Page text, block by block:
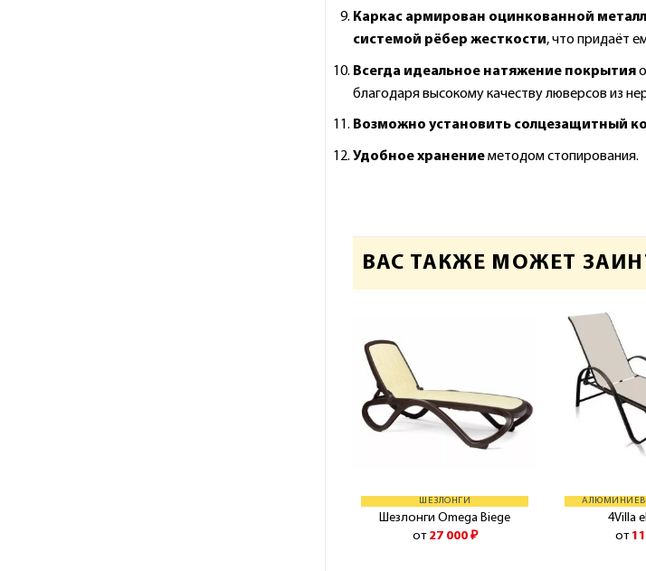
Каркас армирован оцинкованной
системой рёбер жесткости, что придаёт
Всегда идеальное натяжение покрытия
благодаря высокому качеству люверсов из
Возможно установить солцезащитный
Удобное хранениеметодом стопирования.
ВАС ТАКЖЕ МОЖЕТ
ШЕЗЛОНГИ
Шезлонги Omega Biege
от 27 000 ₽
4Villa
от